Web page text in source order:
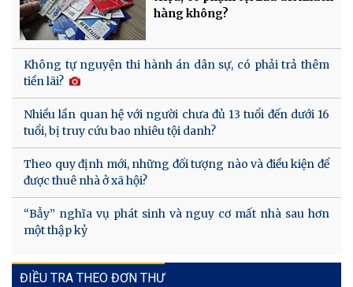
hàng không?
Không tự nguyện thi hành án dân sự, có phải trả thêm
tiền lãi?
Nhiều lần quan hệ với người chưa đủ 13 tuổi đến dưới 16
tuổi, bị truy cứu bao nhiêu tội danh?
Theo quy định mới, những đối tượng nào và điều kiện để
được thuê nhà ở xã hội?
“Bẫy” nghĩa vụ phát sinh và nguy cơ mất nhà sau hơn
một thập kỷ
ĐIỀU TRA THEO ĐƠN THƯ